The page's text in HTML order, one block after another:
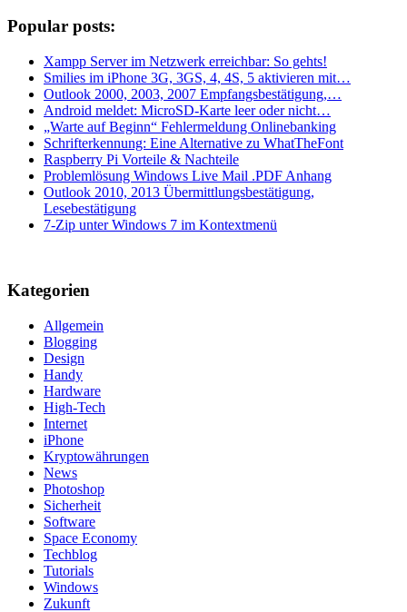
Popular posts:
Xampp Server im Netzwerk erreichbar: So gehts!
Smilies im iPhone 3G, 3GS, 4, 4S, 5 aktivieren mit…
Outlook 2000, 2003, 2007 Empfangsbestätigung,…
Android meldet: MicroSD-Karte leer oder nicht…
„Warte auf Beginn“ Fehlermeldung Onlinebanking
Schrifterkennung: Eine Alternative zu WhatTheFont
Raspberry Pi Vorteile & Nachteile
Problemlösung Windows Live Mail .PDF Anhang
Outlook 2010, 2013 Übermittlungsbestätigung,
Lesebestätigung
7-Zip unter Windows 7 im Kontextmenü
Kategorien
Allgemein
Blogging
Design
Handy
Hardware
High-Tech
Internet
iPhone
Kryptowährungen
News
Photoshop
Sicherheit
Software
Space Economy
Techblog
Tutorials
Windows
Zukunft